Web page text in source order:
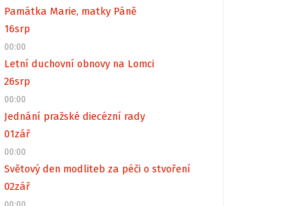
Památka Marie, matky Páně
16srp
00:00
Letní duchovní obnovy na Lomci
26srp
00:00
Jednání pražské diecézní rady
01zář
00:00
Světový den modliteb za péči o stvoření
02zář